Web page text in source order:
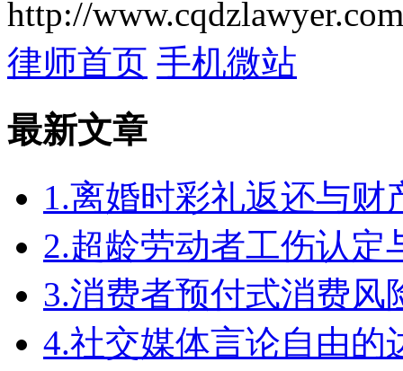
http://
律师首页 手机微站
最新文章
1.离婚时彩礼返还与财
2.超龄劳动者工伤认定
3.消费者预付式消费风
4.社交媒体言论自由